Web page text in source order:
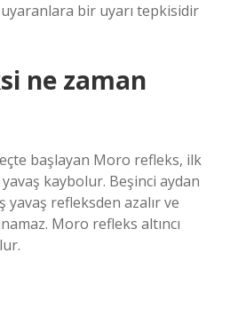
bir uyarı tepkisidir
ne zaman
başlayan Moro refleks, ilk
kaybolur. Beşinci aydan
refleksden azalır ve
Moro refleks altıncı